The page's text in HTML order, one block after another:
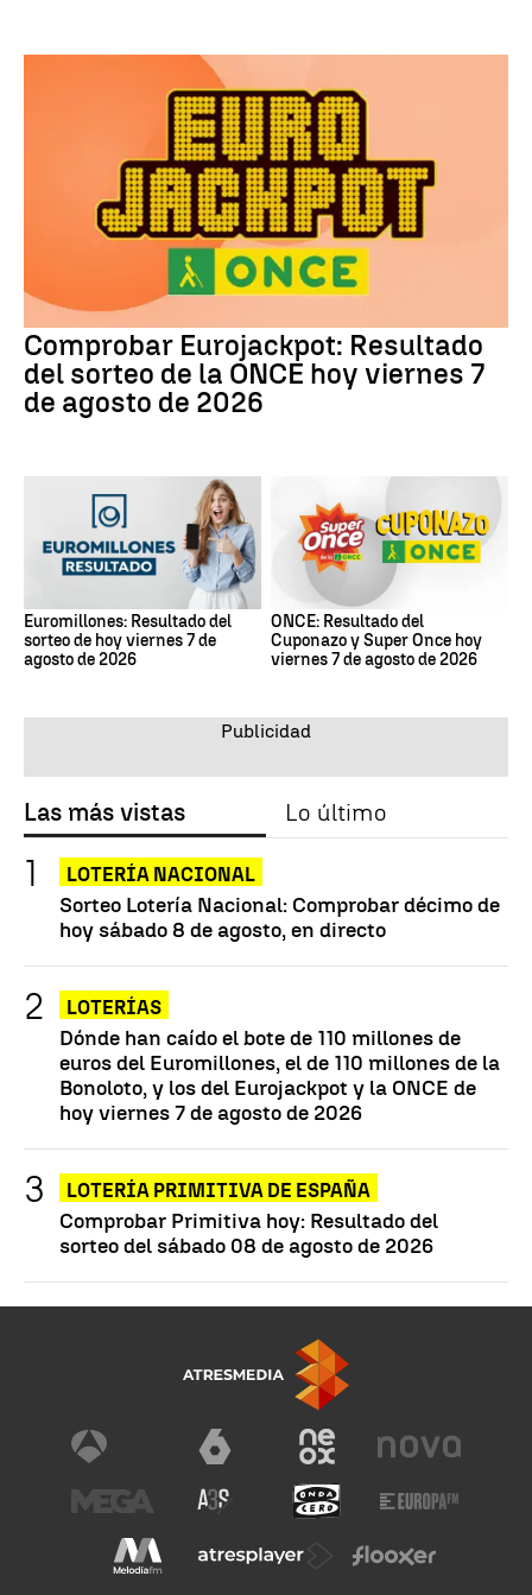
Comprobar Eurojackpot: Resultado
del sorteo de la ONCE hoy viernes 7
de agosto de 2026
Euromillones: Resultado del
sorteo de hoy viernes 7 de
agosto de 2026
ONCE: Resultado del
Cuponazo y Super Once hoy
viernes 7 de agosto de 2026
Las más vistas Lo último
LOTERÍA NACIONAL
Sorteo Lotería Nacional: Comprobar décimo de
hoy sábado 8 de agosto, en directo
LOTERÍAS
Dónde han caído el bote de 110 millones de
euros del Euromillones, el de 110 millones de la
Bonoloto, y los del Eurojackpot y la ONCE de
hoy viernes 7 de agosto de 2026
LOTERÍA PRIMITIVA DE ESPAÑA
Comprobar Primitiva hoy: Resultado del
sorteo del sábado 08 de agosto de 2026